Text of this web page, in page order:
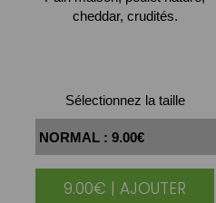
cheddar, crudités.
Sélectionnez la taille
9.00€ | AJOUTER